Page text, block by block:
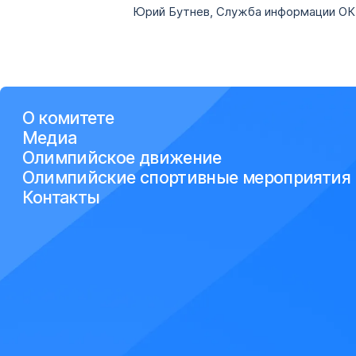
Юрий Бутнев, Служба информации
О комитете
Медиа
Олимпийское движение
Олимпийские спортивные мероприятия
Контакты